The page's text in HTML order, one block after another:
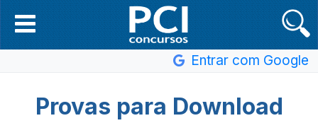
Entrar com Google
Provas para Download